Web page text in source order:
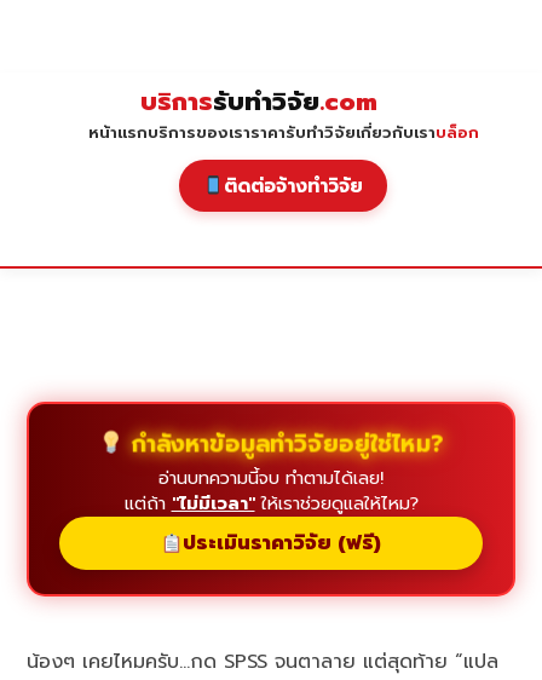
บริการรับทำวิจัย.com
หน้าแรกบริการของเราราคารับทำวิจัยเกี่ยวกับเราบล็อก
ติดต่อจ้างทำวิจัย
กำลังหาข้อมูลทำวิจัยอยู่ใช่ไหม?
อ่านบทความนี้จบ ทำตามได้เลย!
แต่ถ้า "ไม่มีเวลา"ให้เราช่วยดูแลให้ไหม?
ประเมินราคาวิจัย (ฟรี)
น้องๆ เคยไหมครับ…กด SPSS จนตาลาย แต่สุดท้าย “แปล